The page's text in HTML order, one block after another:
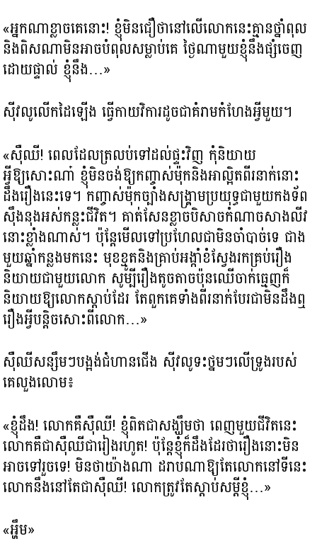
«អ្នកណាខ្លាចគេនោះ! ខ្ញុំមិនជឿថានៅលើលោកនេះគ្មានថ្នាំពុល
និងពិសណាមិនអាចបំពុលសម្លាប់គេ ថ្ងៃណាមួយខ្ញុំនឹងផ្សំចេញ
ដោយផ្ទាល់ ខ្ញុំនឹង…»
ស៊ីវលូលើកដៃឡើង ធ្វើកាយវិការដូចជាគំរាមកំហែងអ្វីមួយ។
«ស៊ឺឈី! ពេលដែលត្រលប់ទៅដល់ផ្ទះវិញ កុំនិយាយ
អ្វីឱ្យសោះណា៎ ខ្ញុំមិនចង់ឱ្យកញ្ចាស់ម៉ុកនិងអាល្អិតពីរនាក់នោះ
ដឹងរឿងនេះទេ។ កញ្ចាស់ម៉ុកច្បាំងសង្គ្រាមប្រយុទ្ធជាមួយកងទ័ព
ស៊ឹងនុងអស់កន្លះជីវិត។ គាត់សែនខ្លាចបិសាចកំណាចសាងលីវ
នោះខ្លាំងណាស់។ ប៉ុន្តែមើលទៅប្រហែលជាមិនចាំបាច់ទេ ជាង
មួយឆ្នាំកន្លងមកនេះ មុខខ្មូតនិងគ្រាប់អង្កាំខំស្វែងរកគ្រប់រឿង
និយាយជាមួយលោក សូម្បីរឿងតូចតាចប៉ុនឈើចាក់ធ្មេញក៏
និយាយឱ្យលោកស្ដាប់ដែរ តែពួកគេទាំងពីរនាក់បែរជាមិនដឹងឮ
រឿងអ្វីបន្តិចសោះពីលោក…»
ស៊ឺឈីសន្សឹមៗបង្អង់ជំហានជើង ស៊ីវលូទះថ្នមៗលើទ្រូងរបស់
គេលួងលោម៖
«ខ្ញុំដឹង! លោកគឺស៊ឺឈី! ខ្ញុំពិតជាសង្ឃឹមថា ពេញមួយជីវិតនេះ
លោកគឺជាស៊ឺឈីជារៀងរហូត! ប៉ុន្តែខ្ញុំក៏ដឹងដែរថារឿងនោះមិន
អាចទៅរួចទេ! មិនថាយ៉ាងណា ដរាបណាឱ្យតែលោកនៅទីនេះ
លោកនឹងនៅតែជាស៊ឺឈី! លោកត្រូវតែស្តាប់សម្ដីខ្ញុំ…»
«អ្ហឹម»